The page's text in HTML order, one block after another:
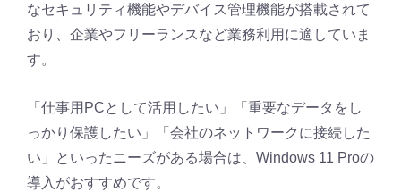
なセキュリティ機能やデバイス管理機能が搭載されて
おり、企業やフリーランスなど業務利用に適していま
す。
「仕事用PCとして活用したい」「重要なデータをし
っかり保護したい」「会社のネットワークに接続した
い」といったニーズがある場合は、Windows 11 Proの
導入がおすすめです。